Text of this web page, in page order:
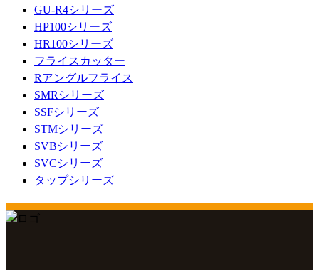
GU-R4シリーズ
HP100シリーズ
HR100シリーズ
フライスカッター
Rアングルフライス
SMRシリーズ
SSFシリーズ
STMシリーズ
SVBシリーズ
SVCシリーズ
タップシリーズ